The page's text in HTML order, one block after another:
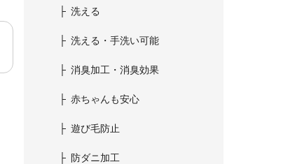
洗える
洗える・手洗い可能
消臭加工・消臭効果
赤ちゃんも安心
遊び毛防止
防ダニ加工